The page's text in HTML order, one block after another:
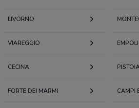
LIVORNO
VIAREGGIO EMPOLI
CECINA
FORTE DEI MARMI CAMPI